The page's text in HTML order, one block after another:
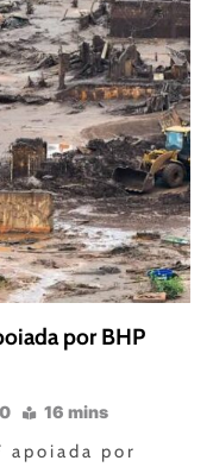
por BHP
0 16 mins
apoiada por